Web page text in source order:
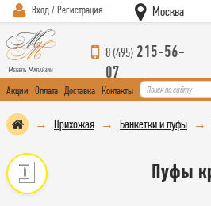
Вход / Регистрация Москва
8 (495) 215-56-
07
Акции Оплата Доставка Контакты
Прихожая Банкетки и пуфы
Пуфы